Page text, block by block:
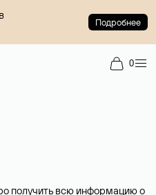
Подробнее
0
получить всю информацию о